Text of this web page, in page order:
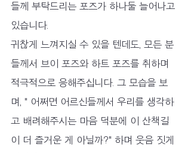
들께 부탁드리는 포즈가 하나둘 늘어나고
있습니다.
귀찮게 느껴지실 수 있을 텐데도, 모든 분
들께서 브이 포즈와 하트 포즈를 취하며
적극적으로 응해주십니다. 그 모습을 보
며, " 어쩌면 어르신들께서 우리를 생각하
고 배려해주시는 마음 덕분에 이 산책길
이 더 즐거운 게 아닐까?" 하며 웃음 짓게